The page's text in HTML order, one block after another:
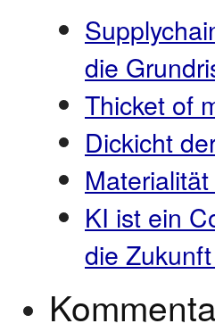
die
Thicket of
Dickicht
KI ist ein
die